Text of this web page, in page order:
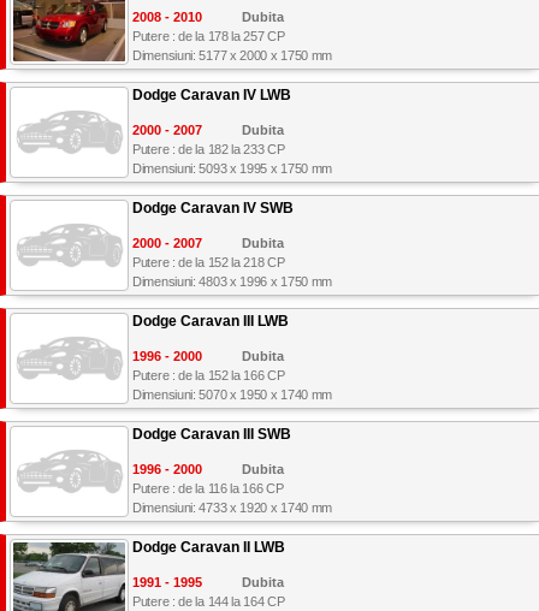
2008 - 2010
Dubita
Putere : de la 178 la 257 CP
Dimensiuni: 5177 x 2000 x 1750 mm
Dodge Caravan IV LWB
2000 - 2007
Dubita
Putere : de la 182 la 233 CP
Dimensiuni: 5093 x 1995 x 1750 mm
Dodge Caravan IV SWB
2000 - 2007
Dubita
Putere : de la 152 la 218 CP
Dimensiuni: 4803 x 1996 x 1750 mm
Dodge Caravan III LWB
1996 - 2000
Dubita
Putere : de la 152 la 166 CP
Dimensiuni: 5070 x 1950 x 1740 mm
Dodge Caravan III SWB
1996 - 2000
Dubita
Putere : de la 116 la 166 CP
Dimensiuni: 4733 x 1920 x 1740 mm
Dodge Caravan II LWB
1991 - 1995
Dubita
Putere : de la 144 la 164 CP